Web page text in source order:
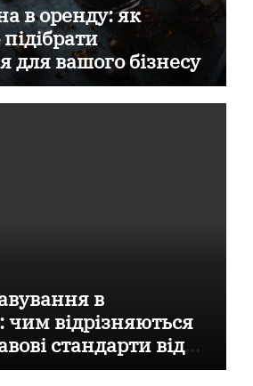
в оренду: як
для вашого бізнесу
в
чим відрізняються
стандарти від